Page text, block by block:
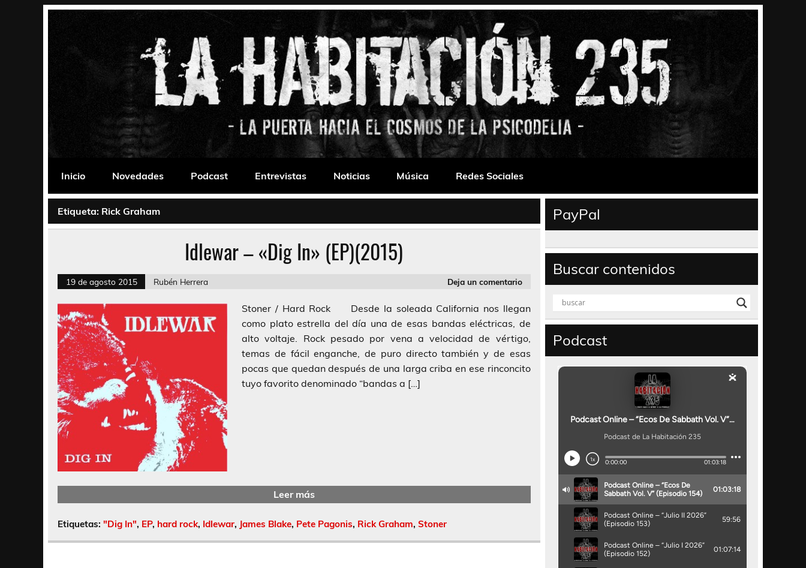
La Habitación 235
Inicio
Novedades Podcast Entrevistas Noticias Música Redes Sociales
Etiqueta: Rick Graham
Idlewar – «Dig In» (EP)(2015)
19 de agosto 2015 Rubén Herrera Deja un comentario
Stoner / Hard Rock Desde la soleada California nos llegan
como plato estrella del día una de esas bandas eléctricas, de
alto voltaje. Rock pesado por vena a velocidad de vértigo,
temas de fácil enganche, de puro directo también y de esas
pocas que quedan después de una larga criba en ese rinconcito
tuyo favorito denominado “bandas a […]
Leer más
Etiquetas: "Dig In", EP, hard rock, Idlewar, James Blake, Pete Pagonis, Rick Graham, Stoner
PayPal
Buscar contenidos
Podcast